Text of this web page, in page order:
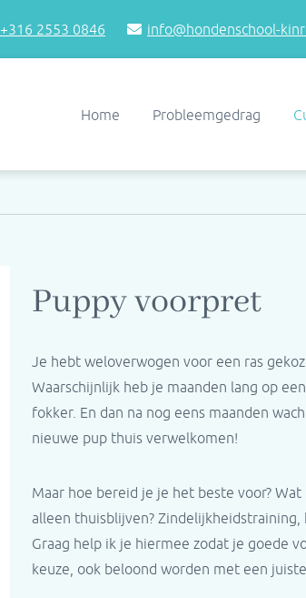
+316 2553 0846 info@hondenschool-
Home Probleemgedrag
Puppy voorpret
Je hebt weloverwogen voor een ras
Waarschijnlijk heb je maanden lang op
fokker. En dan na nog eens maanden
nieuwe pup thuis verwelkomen!
Maar hoe bereid je je het beste voor?
alleen thuisblijven? Zindelijkheidstraining,
Graag help ik je hiermee zodat je goede
keuze, ook beloond worden met een